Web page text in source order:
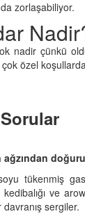
zorlaşabiliyor.
nadir çünkü
özel
tükenmiş
ve
sergiler.